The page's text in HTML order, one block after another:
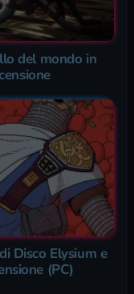
del mondo in
Disco Elysium e
(PC)